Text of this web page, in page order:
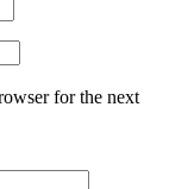
for the next